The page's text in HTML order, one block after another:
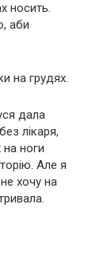
носить.
аби
на грудях.
дала
лікаря,
на ноги
Але я
хочу на